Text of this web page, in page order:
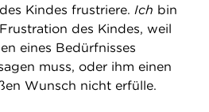
Kindes frustriere. Ich bin
des Kindes, weil
eines Bedürfnisses
muss, oder ihm einen
Wunsch nicht erfülle.